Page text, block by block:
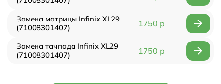
Замена матрицы Infinix XL29
(71008301407)
1750 р
Замена тачпада Infinix XL29
(71008301407)
1750 р